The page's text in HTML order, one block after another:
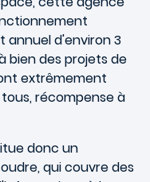
annuel d'environ 3
bien des projets de
extrêmement
récompense à
donc un
qui couvre des